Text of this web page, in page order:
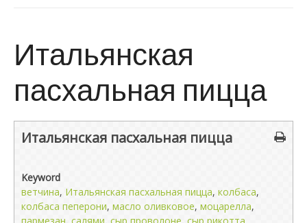
Итальянская
пасхальная пицца
Итальянская пасхальная пицца
Keyword
ветчина, Итальянская пасхальная пицца, колбаса,
колбаса пеперони, масло оливковое, моцарелла,